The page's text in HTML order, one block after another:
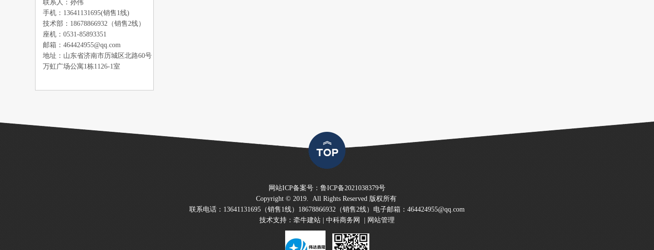
联系人：孙伟
手机：13641131695(销售1线)
技术部：18678866932（销售2线）
座机：0531-85893351
邮箱：464424955@qq.com
地址：山东省济南市历城区北路60号
万虹广场公寓1栋1126-1室
网站ICP备案号：鲁ICP备2021038379号
Copyright © 2019. All Rights Reserved 版权所有
联系电话：13641131695（销售1线）18678866932（销售2线）电子邮箱：464424955@qq.com
技术支持：牵牛建站|中科商务网 |网站管理